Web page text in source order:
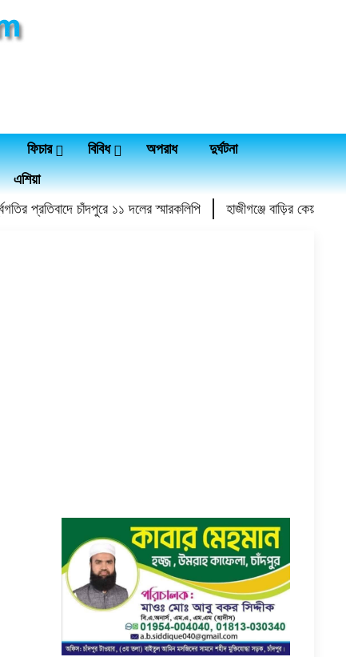
ফিচার বিবিধ অপরাধ
দুর্ঘটনা
এশিয়া
চাঁদপুরে ১১ দলের স্মারকলিপি হাজীগঞ্জে বাড়ির